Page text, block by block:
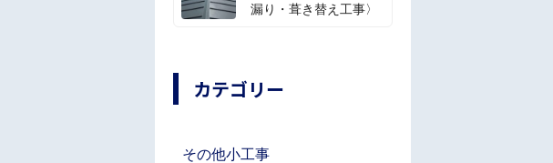
漏り・葺き替え工事〉
カテゴリー
その他小工事